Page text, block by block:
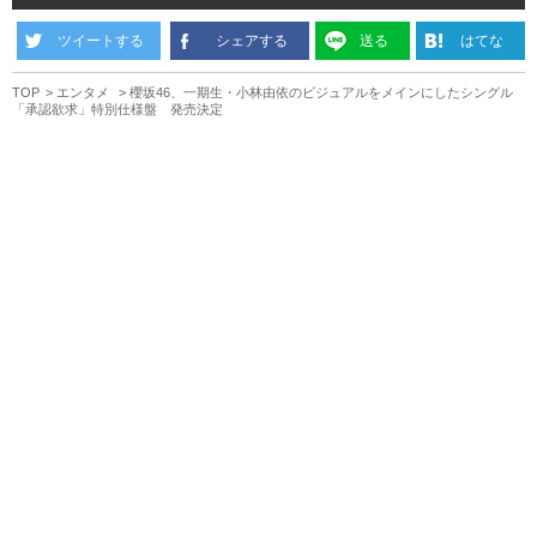
ツイートする シェアする 送る はてな
TOP エンタメ
櫻坂46、一期生・小林由依のビジュアルをメインにしたシングル
「承認欲求」特別仕様盤 発売決定